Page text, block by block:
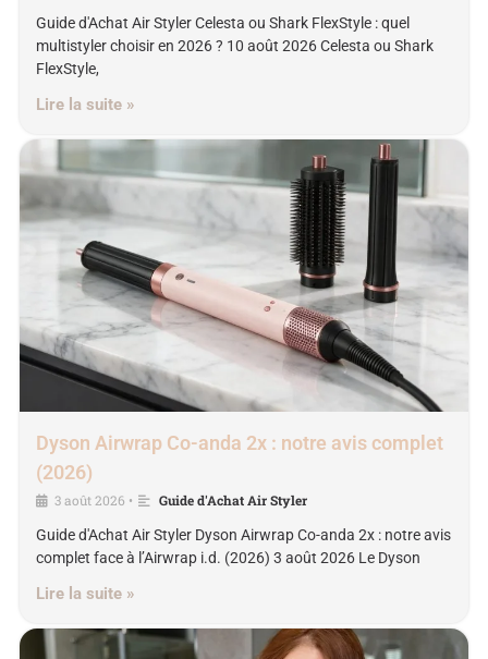
Guide d'Achat Air Styler Celesta ou Shark FlexStyle : quel
multistyler choisir en 2026 ? 10 août 2026 Celesta ou Shark
FlexStyle,
Lire la suite »
Dyson Airwrap Co-anda 2x : notre avis complet
(2026)
3 août 2026 •
Guide d'Achat Air Styler
Guide d'Achat Air Styler Dyson Airwrap Co-anda 2x : notre avis
complet face à l’Airwrap i.d. (2026) 3 août 2026 Le Dyson
Lire la suite »